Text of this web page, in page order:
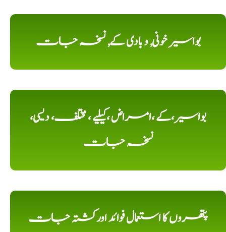
بواسیر خونی, و بادی کے, نسخہ جات
بواسیر،کے ،امراض ،کیلیے ، مختلف، دیسی،
نسخہ جات
پتھروں کا استعمال فوائد اورکشتہ جات